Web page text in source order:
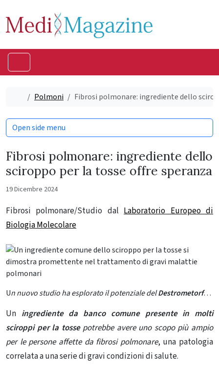
HomePolmoni Fibrosi polmonare: ingrediente dello
Fibrosi polmonare: ingrediente dello
sciroppo per la tosse offre speranza
19 Dicembre 2024
Fibrosi polmonare/Studio dalLaboratorio Europeo di
Biologia Molecolare
Un nuovo studio ha esplorato il potenziale delDestrometorfano,
Un ingrediente da banco comune presente in molti
sciroppi per la tosse potrebbe avere uno scopo più ampio
per le persone affette da fibrosi polmonare, una patologia
correlata a una serie di gravi condizioni di salute.
Open side menu